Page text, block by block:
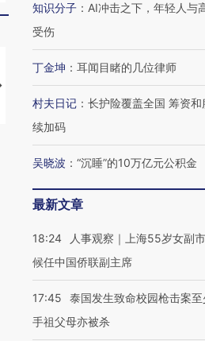
【推广】走进第四届链博
会，让数智科技“链”接产
【特别呈现】寻找
知识分子 ： AI冲击之下，年轻人与
受伤
丁金坤 ： 耳闻目睹的几位律师
村夫日记 ： 长护险覆盖全国 筹资
续加码
吴晓波 ： “沉睡”的10万亿元公积金
最新文章
18:24
人事观察｜上海55岁女副
候任中国侨联副主席
17:45
泰国发生致命校园枪击案
手祖父母亦被杀